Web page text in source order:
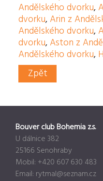
Andělského dvorku,
dvorku, Arin z
Andělského dvorku,
dvorku, Aston z
Andělského dvorku,
Zpět
Bouver club Bohemia z.s.
U dálnice 382
25166 Senohraby
Mobil: +420 607 630 483
Email: rytmal@seznam.cz